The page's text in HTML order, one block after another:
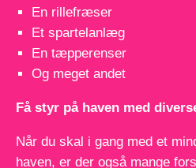
En rillefræser
Et spartelanlæg
En tæpperenser
Og meget andet
Få styr på haven med
Når du skal i gang med et
haven, er der også mange